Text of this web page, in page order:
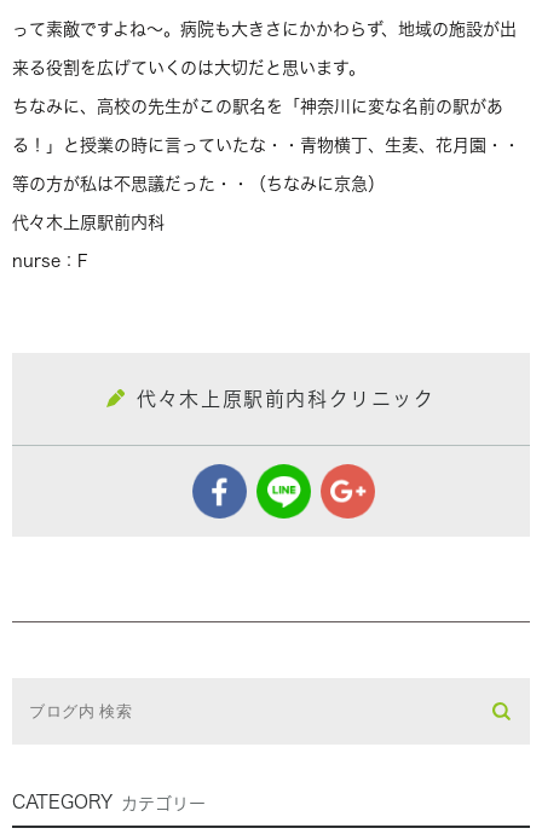
って素敵ですよね〜。病院も大きさにかかわらず、地域の施設が出
来る役割を広げていくのは大切だと思います。
ちなみに、高校の先生がこの駅名を「神奈川に変な名前の駅があ
る！」と授業の時に言っていたな・・青物横丁、生麦、花月園・・
等の方が私は不思議だった・・（ちなみに京急）
代々木上原駅前内科
nurse：F
代々木上原駅前内科クリニック
CATEGORY カテゴリー